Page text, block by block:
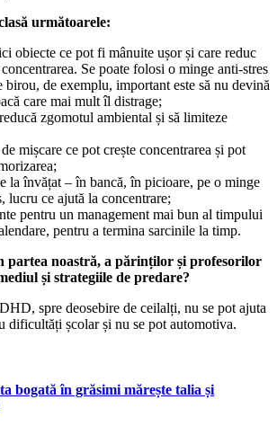
următoarele:
obiecte ce pot fi mânuite ușor și care reduc
Se poate folosi o minge anti-stres
birou, de exemplu, important este să nu devină
care mai mult îl distrage;
zgomotul ambiental și să limiteze
mișcare ce pot crește concentrarea și pot
la învățat – în bancă, în picioare, pe o minge
lucru ce ajută la concentrare;
pentru un management mai bun al timpului
pentru a termina sarcinile la timp.
partea noastră, a părinților și profesorilor
și strategiile de predare?
spre deosebire de ceilalți, nu se pot ajuta
dificultăți școlar și nu se pot automotiva.
bogată în grăsimi mărește talia și